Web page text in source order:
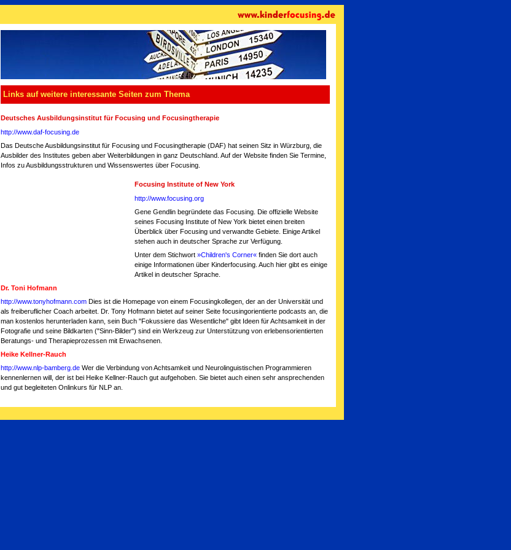
Links auf weitere interessante Seiten zum Thema
Deutsches Ausbildungsinstitut für Focusing und Focusingtherapie
http://www.daf-focusing.de
Das Deutsche Ausbildungsinstitut für Focusing und Focusingtherapie (DAF) hat seinen Sitz in Würzburg, die
Ausbilder des Institutes geben aber Weiterbildungen in ganz Deutschland. Auf der Website finden Sie Termine,
Infos zu Ausbildungsstrukturen und Wissenswertes über Focusing.
Focusing Institute of New York
http://www.focusing.org
Gene Gendlin begründete das Focusing. Die offizielle Website
seines Focusing Institute of New York bietet einen breiten
Überblick über Focusing und verwandte Gebiete. Einige Artikel
stehen auch in deutscher Sprache zur Verfügung.
Unter dem Stichwort »Children's Corner« finden Sie dort auch
einige Informationen über Kinderfocusing. Auch hier gibt es einige
Artikel in deutscher Sprache.
Dr. Toni Hofmann
http://www.tonyhofmann.com Dies ist die Homepage von einem Focusingkollegen, der an der Universität und
als freiberuflicher Coach arbeitet. Dr. Tony Hofmann bietet auf seiner Seite focusingorientierte podcasts an, die
man kostenlos herunterladen kann, sein Buch "Fokussiere das Wesentliche" gibt Ideen für Achtsamkeit in der
Fotografie und seine Bildkarten ("Sinn-Bilder") sind ein Werkzeug zur Unterstützung von erlebensorientierten
Beratungs- und Therapieprozessen mit Erwachsenen.
Heike Kellner-Rauch
http://www.nlp-bamberg.de Wer die Verbindung von Achtsamkeit und Neurolinguistischen Programmieren
kennenlernen will, der ist bei Heike Kellner-Rauch gut aufgehoben. Sie bietet auch einen sehr ansprechenden
und gut begleiteten Onlinkurs für NLP an.